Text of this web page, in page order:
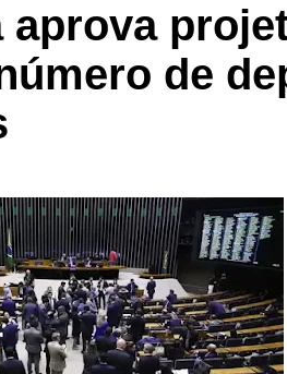
aprova
de